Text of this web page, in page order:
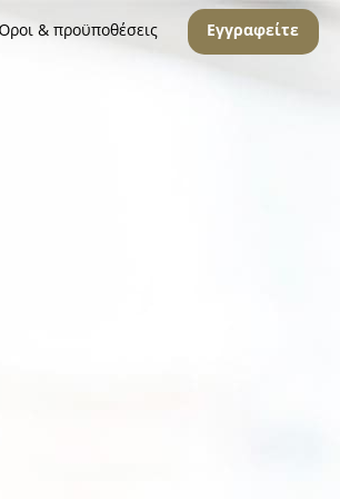
& προϋποθέσεις Εγγραφείτε